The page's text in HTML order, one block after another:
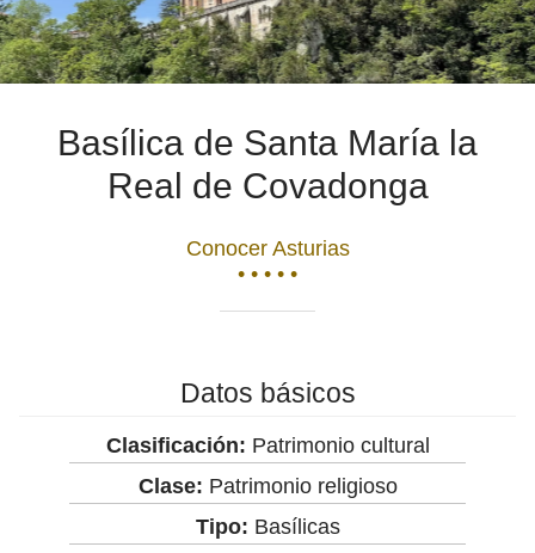
Basílica de Santa María la
Real de Covadonga
Conocer Asturias
• • • • •
Datos básicos
Clasificación: Patrimonio cultural
Clase: Patrimonio religioso
Tipo: Basílicas